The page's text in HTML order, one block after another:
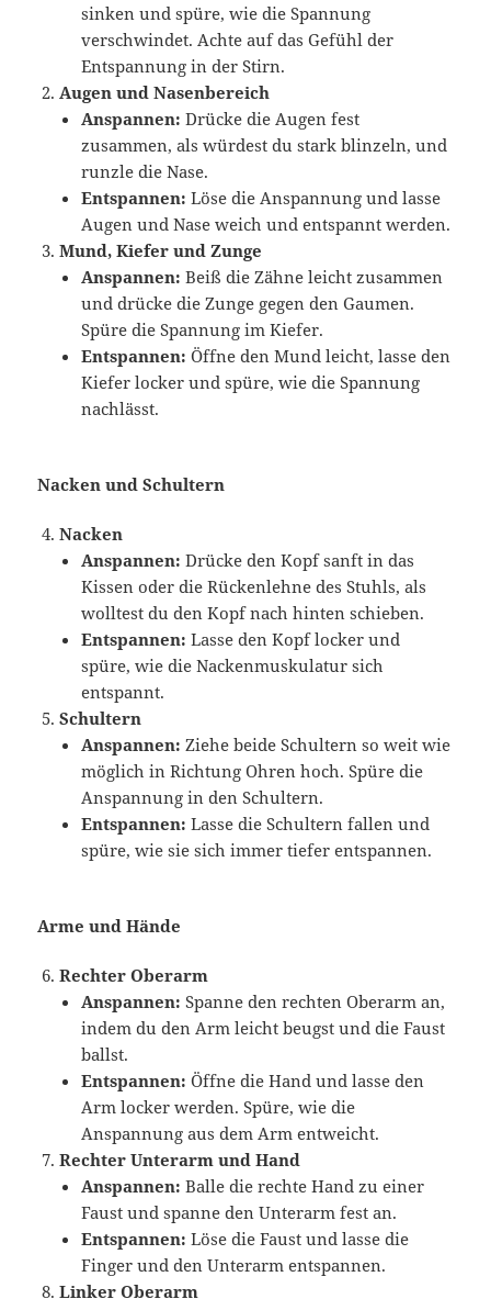
sinken und spüre, wie die Spannung
verschwindet. Achte auf das Gefühl der
Entspannung in der Stirn.
Augen und Nasenbereich
Anspannen: Drücke die Augen fest
zusammen, als würdest du stark blinzeln, und
runzle die Nase.
Entspannen: Löse die Anspannung und lasse
Augen und Nase weich und entspannt werden.
Mund, Kiefer und Zunge
Anspannen: Beiß die Zähne leicht zusammen
und drücke die Zunge gegen den Gaumen.
Spüre die Spannung im Kiefer.
Entspannen: Öffne den Mund leicht, lasse den
Kiefer locker und spüre, wie die Spannung
nachlässt.
Nacken und Schultern
Nacken
Anspannen: Drücke den Kopf sanft in das
Kissen oder die Rückenlehne des Stuhls, als
wolltest du den Kopf nach hinten schieben.
Entspannen: Lasse den Kopf locker und
spüre, wie die Nackenmuskulatur sich
entspannt.
Schultern
Anspannen: Ziehe beide Schultern so weit wie
möglich in Richtung Ohren hoch. Spüre die
Anspannung in den Schultern.
Entspannen: Lasse die Schultern fallen und
spüre, wie sie sich immer tiefer entspannen.
Arme und Hände
Rechter Oberarm
Anspannen: Spanne den rechten Oberarm an,
indem du den Arm leicht beugst und die Faust
ballst.
Entspannen: Öffne die Hand und lasse den
Arm locker werden. Spüre, wie die
Anspannung aus dem Arm entweicht.
Rechter Unterarm und Hand
Anspannen: Balle die rechte Hand zu einer
Faust und spanne den Unterarm fest an.
Entspannen: Löse die Faust und lasse die
Finger und den Unterarm entspannen.
Linker Oberarm